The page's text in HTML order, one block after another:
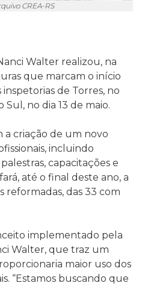
CREA-RS
Walter realizou, na
que marcam o início
de Torres, no
Sul, no dia 13 de maio.
a criação de um novo
incluindo
capacitações e
até o final deste ano, a
reformadas, das 33 com
implementado pela
Walter, que traz um
maior uso dos
“Estamos buscando que